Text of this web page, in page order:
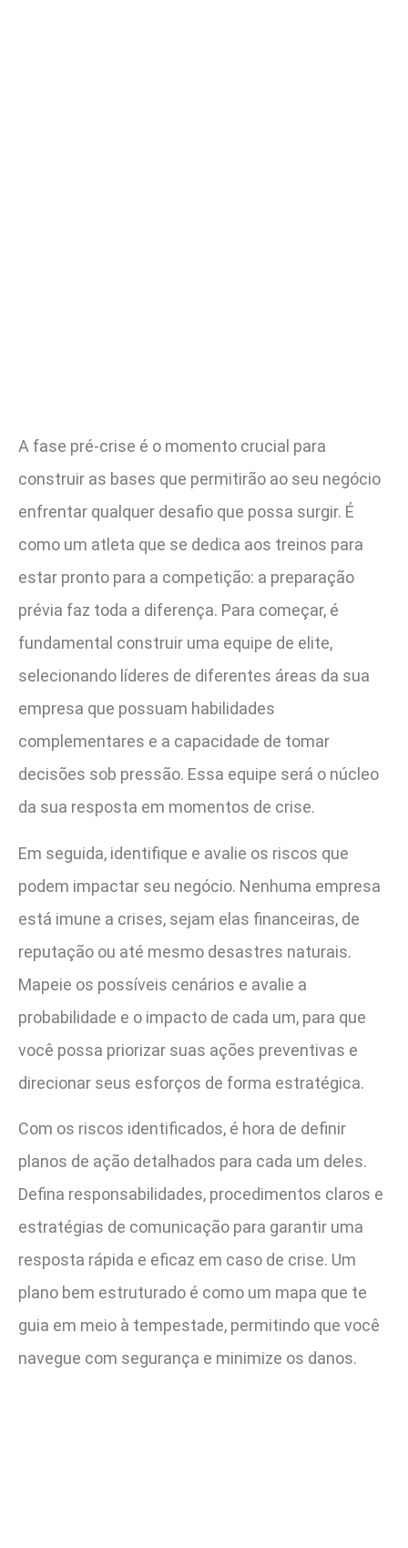
A fase pré-crise é o momento crucial para
construir as bases que permitirão ao seu negócio
enfrentar qualquer desafio que possa surgir. É
como um atleta que se dedica aos treinos para
estar pronto para a competição: a preparação
prévia faz toda a diferença. Para começar, é
fundamental construir uma equipe de elite,
selecionando líderes de diferentes áreas da sua
empresa que possuam habilidades
complementares e a capacidade de tomar
decisões sob pressão. Essa equipe será o núcleo
da sua resposta em momentos de crise.
Em seguida, identifique e avalie os riscos que
podem impactar seu negócio. Nenhuma empresa
está imune a crises, sejam elas financeiras, de
reputação ou até mesmo desastres naturais.
Mapeie os possíveis cenários e avalie a
probabilidade e o impacto de cada um, para que
você possa priorizar suas ações preventivas e
direcionar seus esforços de forma estratégica.
Com os riscos identificados, é hora de definir
planos de ação detalhados para cada um deles.
Defina responsabilidades, procedimentos claros e
estratégias de comunicação para garantir uma
resposta rápida e eficaz em caso de crise. Um
plano bem estruturado é como um mapa que te
guia em meio à tempestade, permitindo que você
navegue com segurança e minimize os danos.